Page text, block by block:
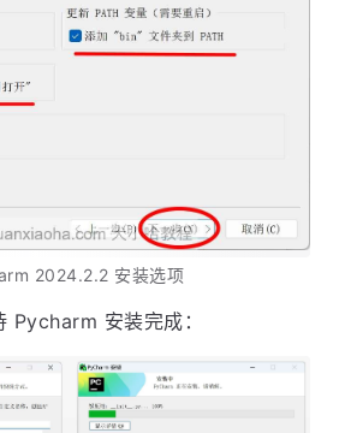
2024.2.2 安装选项
Pycharm 安装完成：